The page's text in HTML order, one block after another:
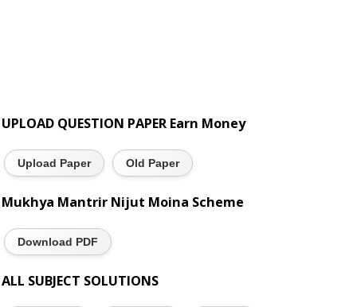
UPLOAD QUESTION PAPER Earn Money
Upload Paper Old Paper
Mukhya Mantrir Nijut Moina Scheme
Download PDF
ALL SUBJECT SOLUTIONS